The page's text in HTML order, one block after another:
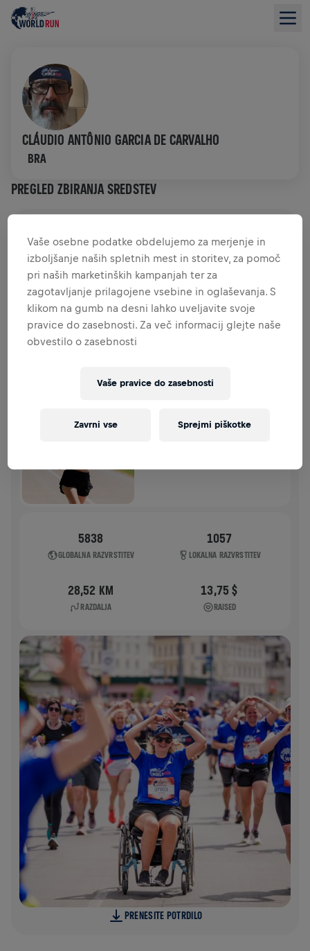
CLÁUDIO ANTÔNIO GARCIA DE CARVALHO
BRA
PREGLED ZBIRANJA SREDSTEV
ZBRANA SREDSTVA DONIRAJTE
Donirajte in naredite razliko! 100 odstotkov vaše
donacije je namenjenih raziskavam hrbtenjače.
ZGODOVINA
WINGS FOR LIFE WORLD RUN
5838
GLOBALNA RAZVRSTITEV
1057
LOKALNA RAZVRSTITEV
28,52 KM
RAZDALJA
13,75 $
RAISED
PRENESITE POTRDILO
Vaše osebne podatke obdelujemo za merjenje in
izboljšanje naših spletnih mest in storitev, za pomoč
pri naših marketinških kampanjah ter za
zagotavljanje prilagojene vsebine in oglaševanja. S
klikom na gumb na desni lahko uveljavite svoje
pravice do zasebnosti. Za več informacij glejte naše
obvestilo o zasebnosti
Vaše pravice do zasebnosti
Zavrni vse Sprejmi piškotke